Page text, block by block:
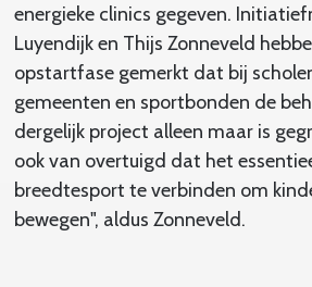
energieke clinics gegeven.
Luyendijk en Thijs Zonneveld
opstartfase gemerkt dat bij
gemeenten en sportbonden de
dergelijk project alleen maar is
ook van overtuigd dat het
breedtesport te verbinden om
bewegen", aldus Zonneveld.